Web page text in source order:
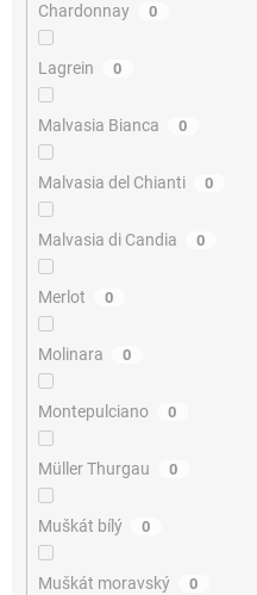
Chardonnay 0
Lagrein 0
Malvasia Bianca 0
Malvasia del Chianti 0
Malvasia di Candia 0
Merlot 0
Molinara 0
Montepulciano 0
Müller Thurgau 0
Muškát bílý 0
Muškát moravský 0